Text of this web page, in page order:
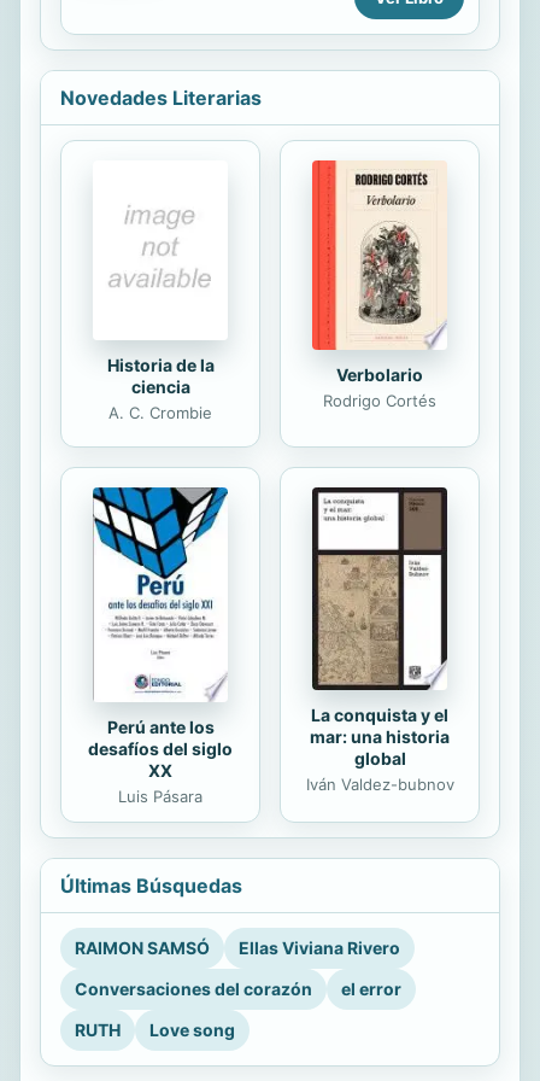
centenares de libros. Su línea
editorial contempla todo lo
de la persona y la plasmación de una
cultura marcada por la dignidad del
hombre y los valores del Evangelio.
Gran parte de sus publicaciones
proceden del P. José Kentenich,
fundador del Movimiento de
Schoenstatt o de autores inspirados
en su pensamiento. Por cierto,
también cuenta con publicaciones de
Novedades Literarias
Historia de la
ciencia
A. C. Crombie
Verbolario
Rodrigo Cortés
Perú ante los
desafíos del siglo
XX
Luis Pásara
La conquista y el
mar: una historia
global
Iván Valdez-bubnov
Últimas Búsquedas
RAIMON SAMSÓ
Ellas Viviana Rivero
Conversaciones del corazón
el error
RUTH
Love song